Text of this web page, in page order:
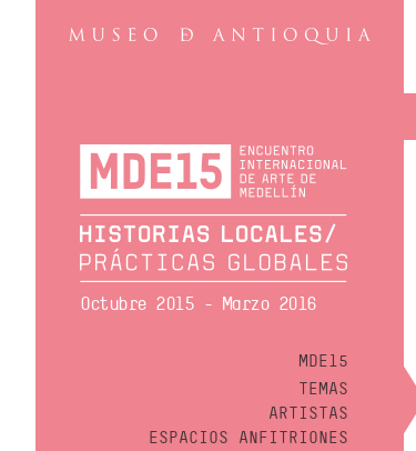
Octubre 2015 - Marzo 2016
MDE15
TEMAS
ARTISTAS
ESPACIOS ANFITRIONES